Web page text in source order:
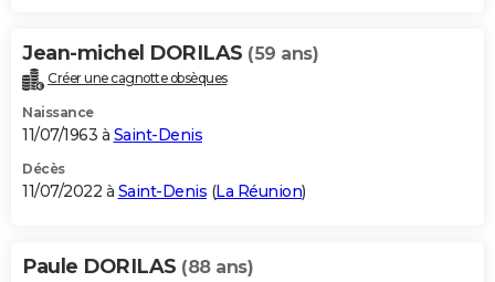
Jean-michel DORILAS (59 ans)
Créer une cagnotte obsèques
Naissance
11/07/1963 à Saint-Denis
Décès
11/07/2022 à Saint-Denis (La Réunion)
Paule DORILAS (88 ans)